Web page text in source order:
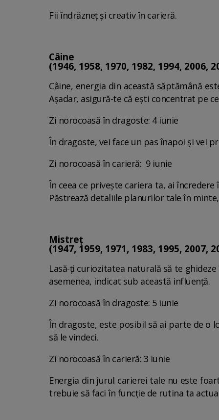
Fii îndrăzneț și creativ în carieră.
Câine
(1946, 1958, 1970, 1982, 1994, 2006,
Câine, energia din această săptămână
Așadar, asigură-te că ești concentrat pe
Zi norocoasă în dragoste: 4 iunie
În dragoste, vei face un pas înapoi și vei
Zi norocoasă în carieră: 9 iunie
În ceea ce privește cariera ta, ai
Păstrează detaliile planurilor tale în
Mistreț
(1947, 1959, 1971, 1983, 1995, 2007,
Lasă-ți curiozitatea naturală să te
asemenea, indicat sub această influență.
Zi norocoasă în dragoste: 5 iunie
În dragoste, este posibil să ai parte de o
să le vindeci.
Zi norocoasă în carieră: 3 iunie
Energia din jurul carierei tale nu este
trebuie să faci în funcție de rutina ta